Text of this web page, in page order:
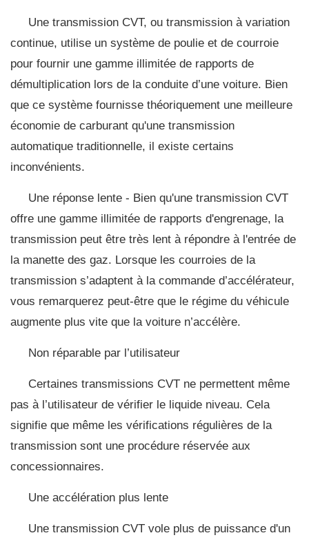
Une transmission CVT, ou transmission à variation
continue, utilise un système de poulie et de courroie
pour fournir une gamme illimitée de rapports de
démultiplication lors de la conduite d’une voiture. Bien
que ce système fournisse théoriquement une meilleure
économie de carburant qu'une transmission
automatique traditionnelle, il existe certains
inconvénients.
Une réponse lente - Bien qu'une transmission CVT
offre une gamme illimitée de rapports d'engrenage, la
transmission peut être très lent à répondre à l'entrée de
la manette des gaz. Lorsque les courroies de la
transmission s’adaptent à la commande d’accélérateur,
vous remarquerez peut-être que le régime du véhicule
augmente plus vite que la voiture n’accélère.
Non réparable par l’utilisateur
Certaines transmissions CVT ne permettent même
pas à l’utilisateur de vérifier le liquide niveau. Cela
signifie que même les vérifications régulières de la
transmission sont une procédure réservée aux
concessionnaires.
Une accélération plus lente
Une transmission CVT vole plus de puissance d'un